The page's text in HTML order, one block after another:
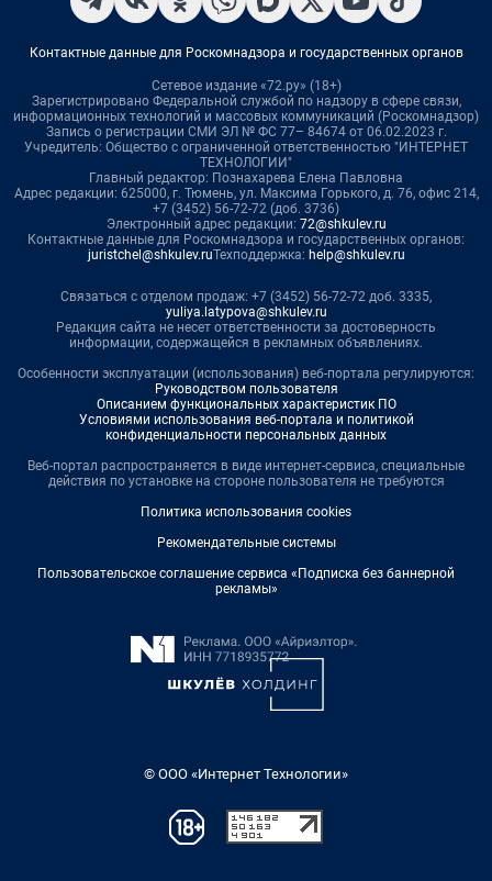
Контактные данные для Роскомнадзора и государственных органов
Сетевое издание «72.ру» (18+)
Зарегистрировано Федеральной службой по надзору в сфере связи,
информационных технологий и массовых коммуникаций (Роскомнадзор)
Запись о регистрации СМИ ЭЛ № ФС 77– 84674 от 06.02.2023 г.
Учредитель: Общество с ограниченной ответственностью "ИНТЕРНЕТ
ТЕХНОЛОГИИ"
Главный редактор: Познахарева Елена Павловна
Адрес редакции: 625000, г. Тюмень, ул. Максима Горького, д. 76, офис 214,
+7 (3452) 56-72-72 (доб. 3736)
Электронный адрес редакции: 72@shkulev.ru
Контактные данные для Роскомнадзора и государственных органов:
juristchel@shkulev.ruТехподдержка: help@shkulev.ru
Связаться с отделом продаж: +7 (3452) 56-72-72 доб. 3335,
yuliya.latypova@shkulev.ru
Редакция сайта не несет ответственности за достоверность
информации, содержащейся в рекламных объявлениях.
Особенности эксплуатации (использования) веб-портала регулируются:
Руководством пользователя
Описанием функциональных характеристик ПО
Условиями использования веб-портала и политикой
конфиденциальности персональных данных
Веб-портал распространяется в виде интернет-сервиса, специальные
действия по установке на стороне пользователя не требуются
Политика использования cookies
Рекомендательные системы
Пользовательское соглашение сервиса «Подписка без баннерной
рекламы»
© ООО «Интернет Технологии»